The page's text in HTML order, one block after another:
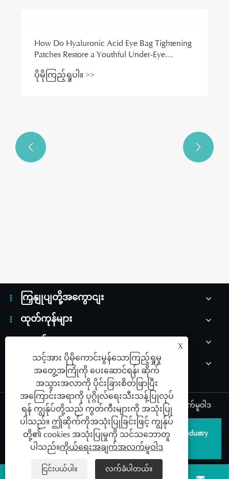
 
ကြှနျုပျတို့အကွောငျး
ထုတ်ကုန်များ
ကြှနျုပျတို့ကိုဆကျသှယျရနျ
Links | Sitemap | RSS | XML | ကိုယ်ရေးအချက်အလက်မူဝါဒ
မူပိုင်ခွင့် © 2026 Qingdao SAILDAR Medical Device Industry
Development Co., Ltd. All rights reserved.
X
သင့်အား ပိုမိုကောင်းမွန်သောကြည့်ရှုမှု
အတွေ့အကြုံကို ပေးဆောင်ရန်၊ ဆိုက်
အသွားအလာကို ပိုင်းခြားစိတ်ဖြာပြီး
အကြောင်းအရာကို ပုဂ္ဂိုလ်ရေးသီးသန့်ပြုလုပ်
ရန် ကျွန်ုပ်တို့သည် ကွတ်ကီးများကို အသုံးပြု
ပါသည်။ ဤဆိုက်ကိုအသုံးပြုခြင်းဖြင့် ကျွန်ုပ်
တို့၏ cookies အသုံးပြုမှုကို သင်သဘောတူ
ပါသည်။ကိုယ်ရေးအချက်အလက်မူဝါဒ
ငြင်းပယ်ပါ။ လက်ခံပါတယ်။